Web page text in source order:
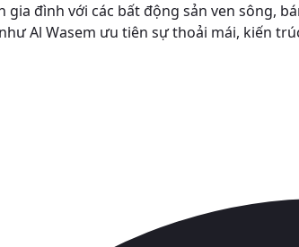
đình với các bất động sản ven sông,
Al Wasem ưu tiên sự thoải mái, kiến